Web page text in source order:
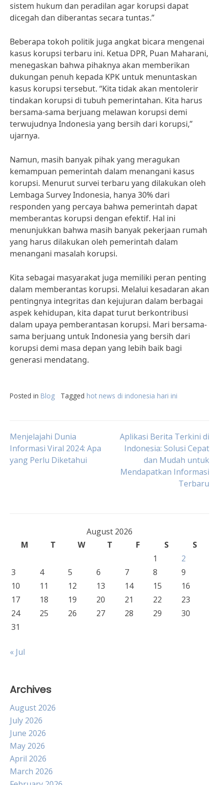
sistem hukum dan peradilan agar korupsi dapat
dicegah dan diberantas secara tuntas.”
Beberapa tokoh politik juga angkat bicara mengenai
kasus korupsi terbaru ini. Ketua DPR, Puan Maharani,
menegaskan bahwa pihaknya akan memberikan
dukungan penuh kepada KPK untuk menuntaskan
kasus korupsi tersebut. “Kita tidak akan mentolerir
tindakan korupsi di tubuh pemerintahan. Kita harus
bersama-sama berjuang melawan korupsi demi
terwujudnya Indonesia yang bersih dari korupsi,”
ujarnya.
Namun, masih banyak pihak yang meragukan
kemampuan pemerintah dalam menangani kasus
korupsi. Menurut survei terbaru yang dilakukan oleh
Lembaga Survey Indonesia, hanya 30% dari
responden yang percaya bahwa pemerintah dapat
memberantas korupsi dengan efektif. Hal ini
menunjukkan bahwa masih banyak pekerjaan rumah
yang harus dilakukan oleh pemerintah dalam
menangani masalah korupsi.
Kita sebagai masyarakat juga memiliki peran penting
dalam memberantas korupsi. Melalui kesadaran akan
pentingnya integritas dan kejujuran dalam berbagai
aspek kehidupan, kita dapat turut berkontribusi
dalam upaya pemberantasan korupsi. Mari bersama-
sama berjuang untuk Indonesia yang bersih dari
korupsi demi masa depan yang lebih baik bagi
generasi mendatang.
Posted in Blog Tagged hot news di indonesia hari ini
Post
navigation
Menjelajahi Dunia
Informasi Viral 2024: Apa
yang Perlu Diketahui
Aplikasi Berita Terkini di
Indonesia: Solusi Cepat
dan Mudah untuk
Mendapatkan Informasi
Terbaru
August 2026
M
T W T F S
S
1
2
3
4 5 6 7 8
9
10
11 12 13 14 15
16
17
18 19 20 21 22
23
24
25 26 27 28 29
30
31
« Jul
Archives
August 2026
July 2026
June 2026
May 2026
April 2026
March 2026